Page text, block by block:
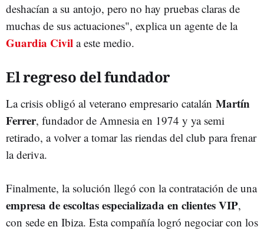
deshacían a su antojo, pero no hay pruebas claras de
muchas de sus actuaciones", explica un agente de la
Guardia Civil a este medio.
El regreso del fundador
La crisis obligó al veterano empresario catalán Martín
Ferrer, fundador de Amnesia en 1974 y ya semi
retirado, a volver a tomar las riendas del club para frenar
la deriva.
Finalmente, la solución llegó con la contratación de una
empresa de escoltas especializada en clientes VIP,
con sede en Ibiza. Esta compañía logró negociar con los